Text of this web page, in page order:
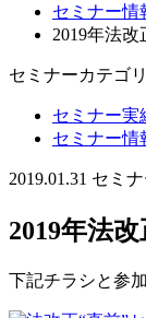
セミナー情
2019年法
セミナーカテゴ
セミナー実
セミナー情
2019.01.31 セミ
2019年法
下記チラシと参